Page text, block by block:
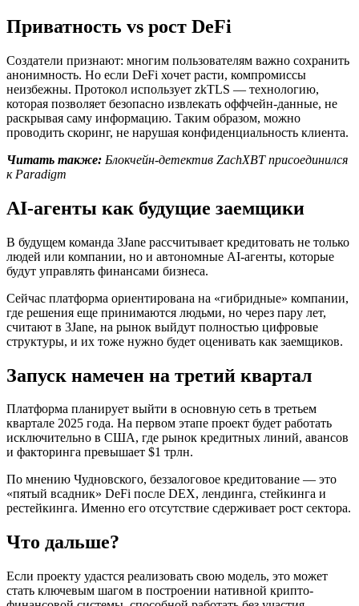
Приватность vs рост DeFi
Создатели признают: многим пользователям важно сохранить
анонимность. Но если DeFi хочет расти, компромиссы
неизбежны. Протокол использует zkTLS — технологию,
которая позволяет безопасно извлекать оффчейн-данные, не
раскрывая саму информацию. Таким образом, можно
проводить скоринг, не нарушая конфиденциальность клиента.
Читать также: Блокчейн-детектив ZachXBT присоединился
к Paradigm
AI-агенты как будущие заемщики
В будущем команда 3Jane рассчитывает кредитовать не только
людей или компании, но и автономные AI-агенты, которые
будут управлять финансами бизнеса.
Сейчас платформа ориентирована на «гибридные» компании,
где решения еще принимаются людьми, но через пару лет,
считают в 3Jane, на рынок выйдут полностью цифровые
структуры, и их тоже нужно будет оценивать как заемщиков.
Запуск намечен на третий квартал
Платформа планирует выйти в основную сеть в третьем
квартале 2025 года. На первом этапе проект будет работать
исключительно в США, где рынок кредитных линий, авансов
и факторинга превышает $1 трлн.
По мнению Чудновского, беззалоговое кредитование — это
«пятый всадник» DeFi после DEX, лендинга, стейкинга и
рестейкинга. Именно его отсутствие сдерживает рост сектора.
Что дальше?
Если проекту удастся реализовать свою модель, это может
стать ключевым шагом в построении нативной крипто-